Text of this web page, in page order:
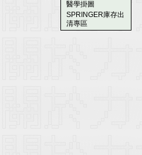
醫學掛圖
SPRINGER庫存出
清專區